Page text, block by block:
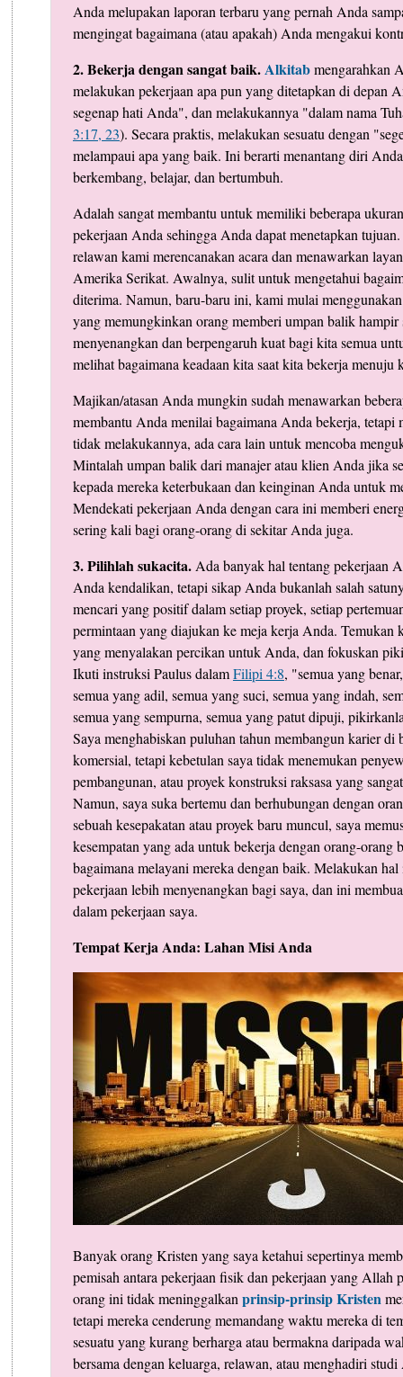
Anda melupakan laporan terbaru yang pernah Anda
mengingat bagaimana (atau apakah) Anda mengakui
2. Bekerja dengan sangat baik. Alkitabmengarahkan
melakukan pekerjaan apa pun yang ditetapkan di depan
segenap hati Anda", dan melakukannya "dalam nama
3:17, 23). Secara praktis, melakukan sesuatu dengan
melampaui apa yang baik. Ini berarti menantang diri
berkembang, belajar, dan bertumbuh.
Adalah sangat membantu untuk memiliki beberapa
pekerjaan Anda sehingga Anda dapat menetapkan
relawan kami merencanakan acara dan menawarkan
Amerika Serikat. Awalnya, sulit untuk mengetahui
diterima. Namun, baru-baru ini, kami mulai
yang memungkinkan orang memberi umpan balik hampir
menyenangkan dan berpengaruh kuat bagi kita semua
melihat bagaimana keadaan kita saat kita bekerja menuju
Majikan/atasan Anda mungkin sudah menawarkan
membantu Anda menilai bagaimana Anda bekerja, tetapi
tidak melakukannya, ada cara lain untuk mencoba
Mintalah umpan balik dari manajer atau klien Anda jika
kepada mereka keterbukaan dan keinginan Anda untuk
Mendekati pekerjaan Anda dengan cara ini memberi
sering kali bagi orang-orang di sekitar Anda juga.
3. Pilihlah sukacita.Ada banyak hal tentang pekerjaan
Anda kendalikan, tetapi sikap Anda bukanlah salah
mencari yang positif dalam setiap proyek, setiap
permintaan yang diajukan ke meja kerja Anda. Temukan
yang menyalakan percikan untuk Anda, dan fokuskan
Ikuti instruksi Paulus dalamFilipi 4:8, "semua yang
semua yang adil, semua yang suci, semua yang indah,
semua yang sempurna, semua yang patut dipuji,
Saya menghabiskan puluhan tahun membangun karier di
komersial, tetapi kebetulan saya tidak menemukan
pembangunan, atau proyek konstruksi raksasa yang
Namun, saya suka bertemu dan berhubungan dengan
sebuah kesepakatan atau proyek baru muncul, saya
kesempatan yang ada untuk bekerja dengan orang-orang
bagaimana melayani mereka dengan baik. Melakukan
pekerjaan lebih menyenangkan bagi saya, dan ini
dalam pekerjaan saya.
Tempat Kerja Anda: Lahan Misi Anda
Banyak orang Kristen yang saya ketahui sepertinya
pemisah antara pekerjaan fisik dan pekerjaan yang Allah
orang ini tidak meninggalkan prinsip-prinsip Kristen
tetapi mereka cenderung memandang waktu mereka di
sesuatu yang kurang berharga atau bermakna daripada
bersama dengan keluarga, relawan, atau menghadiri